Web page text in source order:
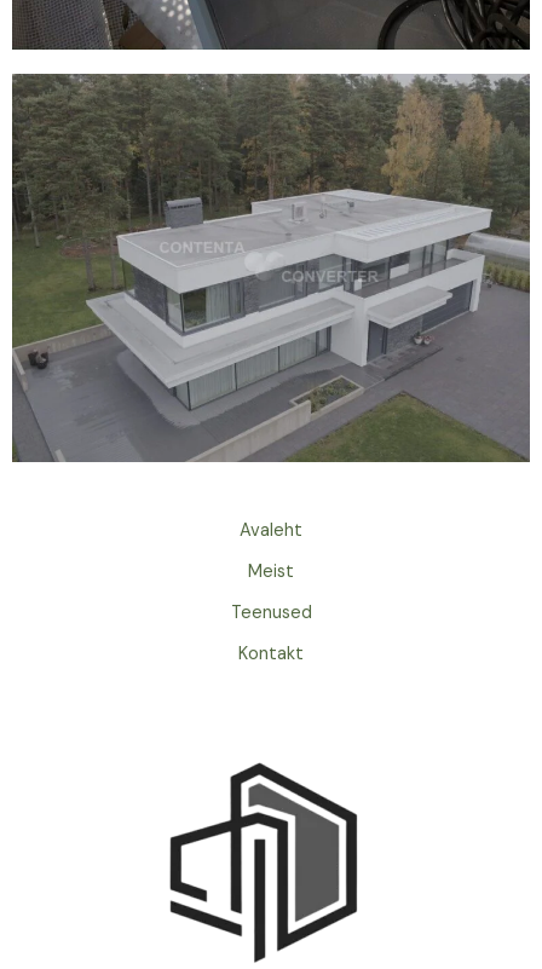
Avaleht
Meist
Teenused
Kontakt